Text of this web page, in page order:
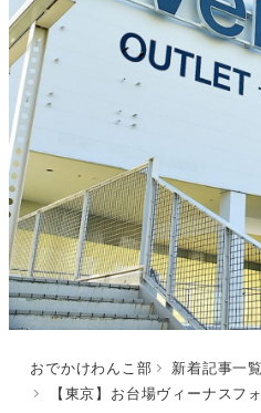
移
動
おでかけわんこ部 新着記事一覧
【東京】お台場ヴィーナスフォートにペットゾーン新設！国内最